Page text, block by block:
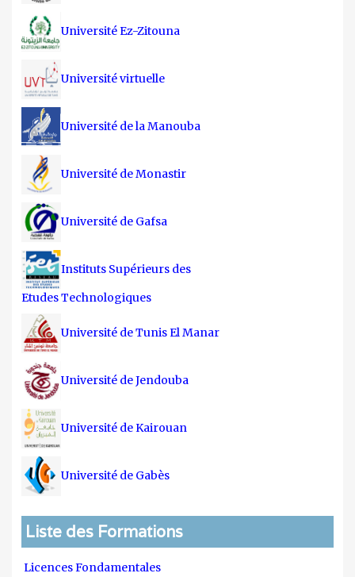
Université Ez-Zitouna
Université virtuelle
Université de la Manouba
Université de Monastir
Université de Gafsa
Instituts Supérieurs des
Etudes Technologiques
Université de Tunis El Manar
Université de Jendouba
Université de Kairouan
Université de Gabès
Liste des Formations
Licences Fondamentales